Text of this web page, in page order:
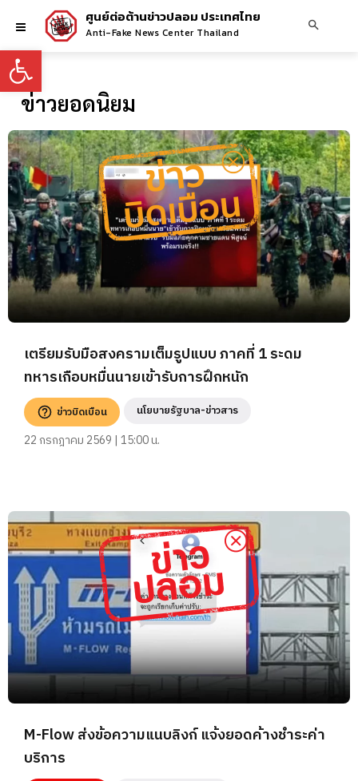
Open toolbar
ศูนย์ต่อต้านข่าวปลอม ประเทศไทย
Anti-Fake News Center Thailand
ข่าวยอดนิยม
เตรียมรับมือสงครามเต็มรูปแบบ ภาคที่ 1 ระดม
ทหารเกือบหมื่นนายเข้ารับการฝึกหนัก
ข่าวบิดเบือน นโยบายรัฐบาล-ข่าวสาร
22 กรกฎาคม 2569 | 15:00 น.
M-Flow ส่งข้อความแนบลิงก์ แจ้งยอดค้างชำระค่า
บริการ